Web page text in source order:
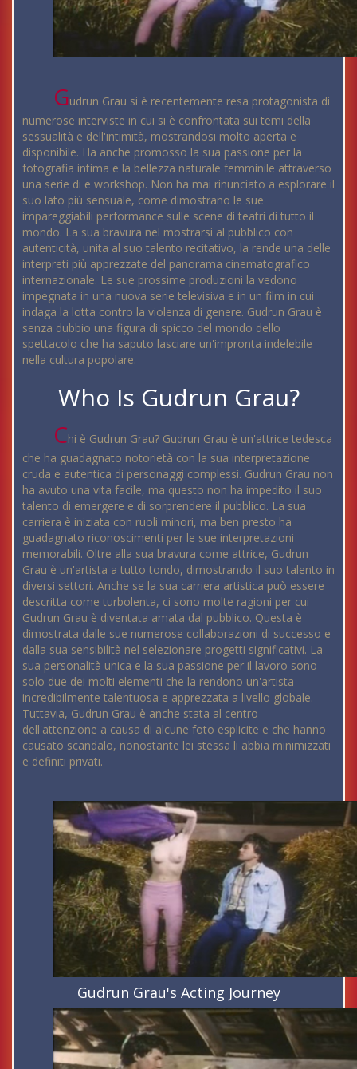
Gudrun Grau si è recentemente resa protagonista di
numerose interviste in cui si è confrontata sui temi della
sessualità e dell'intimità, mostrandosi molto aperta e
disponibile. Ha anche promosso la sua passione per la
fotografia intima e la bellezza naturale femminile attraverso
una serie di e workshop. Non ha mai rinunciato a esplorare il
suo lato più sensuale, come dimostrano le sue
impareggiabili performance sulle scene di teatri di tutto il
mondo. La sua bravura nel mostrarsi al pubblico con
autenticità, unita al suo talento recitativo, la rende una delle
interpreti più apprezzate del panorama cinematografico
internazionale. Le sue prossime produzioni la vedono
impegnata in una nuova serie televisiva e in un film in cui
indaga la lotta contro la violenza di genere. Gudrun Grau è
senza dubbio una figura di spicco del mondo dello
spettacolo che ha saputo lasciare un'impronta indelebile
nella cultura popolare.
Who Is Gudrun Grau?
Chi è Gudrun Grau? Gudrun Grau è un'attrice tedesca
che ha guadagnato notorietà con la sua interpretazione
cruda e autentica di personaggi complessi. Gudrun Grau non
ha avuto una vita facile, ma questo non ha impedito il suo
talento di emergere e di sorprendere il pubblico. La sua
carriera è iniziata con ruoli minori, ma ben presto ha
guadagnato riconoscimenti per le sue interpretazioni
memorabili. Oltre alla sua bravura come attrice, Gudrun
Grau è un'artista a tutto tondo, dimostrando il suo talento in
diversi settori. Anche se la sua carriera artistica può essere
descritta come turbolenta, ci sono molte ragioni per cui
Gudrun Grau è diventata amata dal pubblico. Questa è
dimostrata dalle sue numerose collaborazioni di successo e
dalla sua sensibilità nel selezionare progetti significativi. La
sua personalità unica e la sua passione per il lavoro sono
solo due dei molti elementi che la rendono un'artista
incredibilmente talentuosa e apprezzata a livello globale.
Tuttavia, Gudrun Grau è anche stata al centro
dell'attenzione a causa di alcune foto esplicite e che hanno
causato scandalo, nonostante lei stessa li abbia minimizzati
e definiti privati.
Gudrun Grau's Acting Journey